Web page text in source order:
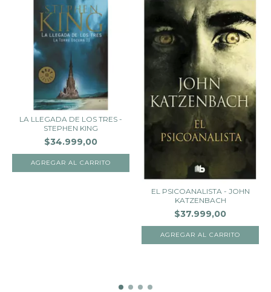
LA LLEGADA DE LOS TRES -
STEPHEN KING
$34.999,00
EL PSICOANALISTA - JOHN
KATZENBACH
$37.999,00